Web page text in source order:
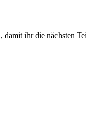
ihr die nächsten